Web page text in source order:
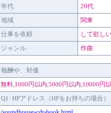
年代
20代
地域
関東
仕事を依頼
して欲し
ジャンル
作曲
報酬や、対価
無料,1000円以内,5000円以内,10000円
Q1: HPアドレス（HPをお持ちの場合）